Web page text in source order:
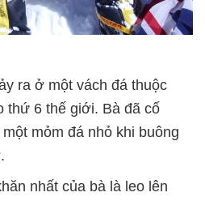
ra ở một vách đá thuộc
thứ 6 thế giới. Bà đã cố
mỏm đá nhỏ khi buông
nhất của bà là leo lên